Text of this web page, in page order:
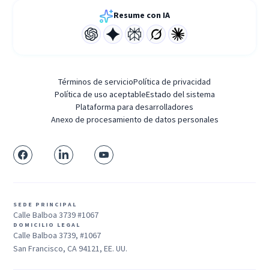
Resume con IA
Términos de servicioPolítica de privacidad
Política de uso aceptableEstado del sistema
Plataforma para desarrolladores
Anexo de procesamiento de datos personales
SEDE PRINCIPAL
Calle Balboa 3739 #1067
DOMICILIO LEGAL
Calle Balboa 3739, #1067
San Francisco, CA 94121, EE. UU.